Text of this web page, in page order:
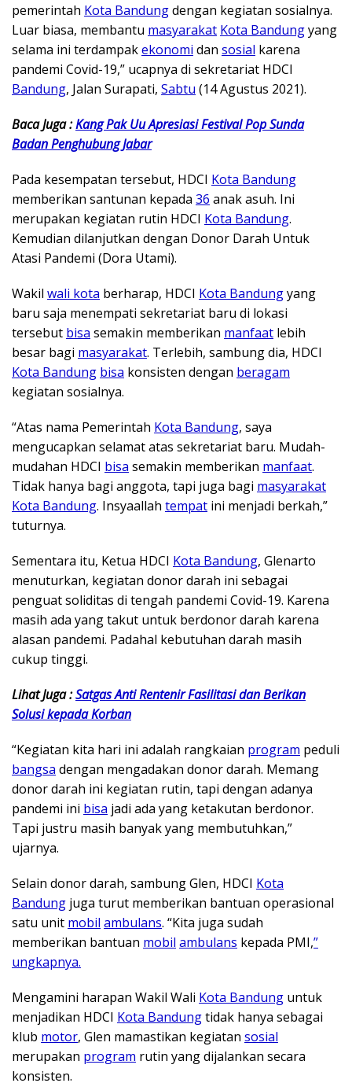
pemerintah Kota Bandungdengan kegiatan sosialnya.
Luar biasa, membantu masyarakat Kota Bandungyang
selama ini terdampakekonomi dan sosial karena
pandemi Covid-19,” ucapnya di sekretariat HDCI
Bandung, Jalan Surapati, Sabtu (14 Agustus 2021).
Baca Juga :Kang Pak Uu Apresiasi Festival Pop Sunda
Badan Penghubung Jabar
Pada kesempatan tersebut, HDCI Kota Bandung
memberikan santunan kepada 36 anak asuh. Ini
merupakan kegiatan rutin HDCI Kota Bandung.
Kemudian dilanjutkan dengan Donor Darah Untuk
Atasi Pandemi (Dora Utami).
Wakil wali kota berharap, HDCI Kota Bandungyang
baru saja menempati sekretariat baru di lokasi
tersebut bisa semakin memberikan manfaat lebih
besar bagi masyarakat. Terlebih, sambung dia, HDCI
Kota Bandung bisa konsisten dengan beragam
kegiatan sosialnya.
“Atas nama Pemerintah Kota Bandung, saya
mengucapkan selamat atas sekretariat baru. Mudah-
mudahan HDCI bisa semakin memberikan manfaat.
Tidak hanya bagi anggota, tapi juga bagi masyarakat
Kota Bandung. Insyaallah tempat ini menjadi berkah,”
tuturnya.
Sementara itu, Ketua HDCI Kota Bandung, Glenarto
menuturkan, kegiatan donor darah ini sebagai
penguat soliditas di tengah pandemi Covid-19. Karena
masih ada yang takut untuk berdonor darah karena
alasan pandemi. Padahal kebutuhan darah masih
cukup tinggi.
Lihat Juga :Satgas Anti Rentenir Fasilitasi dan Berikan
Solusi kepada Korban
“Kegiatan kita hari ini adalah rangkaian program peduli
bangsa dengan mengadakan donor darah. Memang
donor darah ini kegiatan rutin, tapi dengan adanya
pandemi ini bisa jadi ada yang ketakutan berdonor.
Tapi justru masih banyak yang membutuhkan,”
ujarnya.
Selain donor darah, sambung Glen, HDCI Kota
Bandung juga turut memberikan bantuan operasional
satu unit mobil ambulans. “Kita juga sudah
memberikan bantuan mobil ambulans kepada PMI,”
ungkapnya.
Mengamini harapan Wakil Wali Kota Bandung untuk
menjadikan HDCI Kota Bandungtidak hanya sebagai
klub motor, Glen mamastikan kegiatan sosial
merupakan program rutin yang dijalankan secara
konsisten.